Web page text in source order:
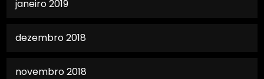
janeiro 2019
dezembro 2018
novembro 2018